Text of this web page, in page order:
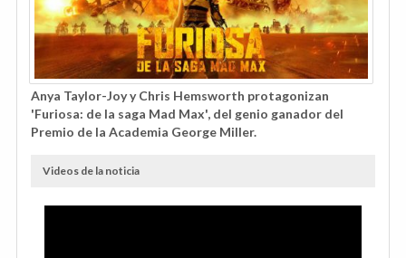
Anya Taylor-Joy y Chris Hemsworth protagonizan
'Furiosa: de la saga Mad Max', del genio ganador del
Premio de la Academia George Miller.
Videos de la noticia